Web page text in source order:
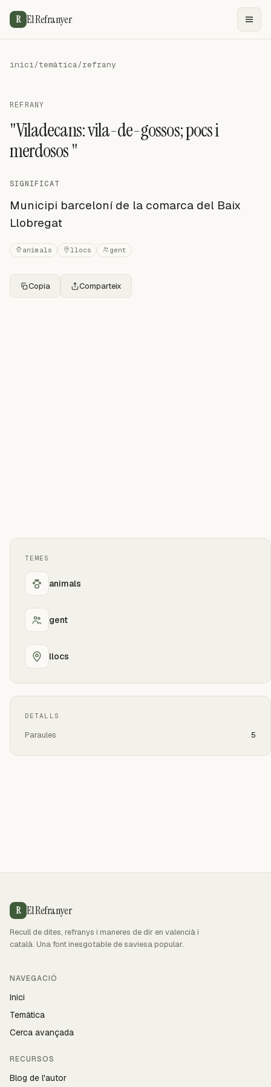
R El Refranyer
inici/temàtica/refrany
REFRANY
"Viladecans: vila-de-gossos; pocs i
merdosos "
SIGNIFICAT
Municipi barceloní de la comarca del Baix
Llobregat
animals llocs gent
Copia Comparteix
TEMES
animals
gent
llocs
DETALLS
Paraules 5
R El Refranyer
Recull de dites, refranys i maneres de dir en valencià i
català. Una font inesgotable de saviesa popular.
NAVEGACIÓ
Inici
Temàtica
Cerca avançada
RECURSOS
Blog de l'autor